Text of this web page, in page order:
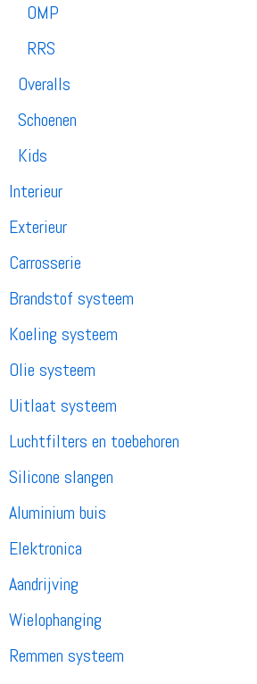
OMP
RRS
Overalls
Schoenen
Kids
Interieur
Exterieur
Carrosserie
Brandstof systeem
Koeling systeem
Olie systeem
Uitlaat systeem
Luchtfilters en toebehoren
Silicone slangen
Aluminium buis
Elektronica
Aandrijving
Wielophanging
Remmen systeem